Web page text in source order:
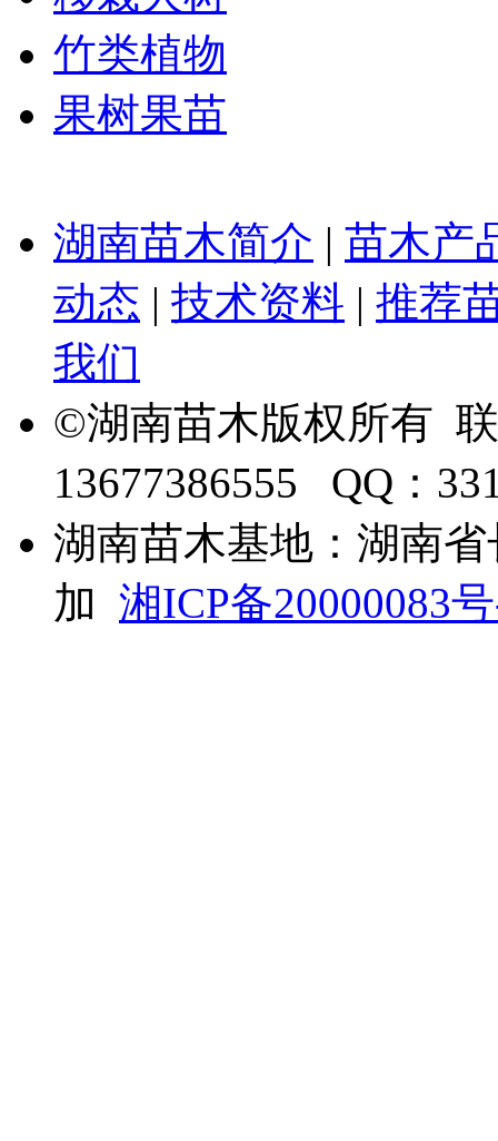
竹类植物
果树果苗
湖南苗木简介 | 苗木产
动态 | 技术资料 | 推荐
我们
©湖南苗木版权所有
13677386555 QQ：
湖南苗木基地：湖南
加 湘ICP备20000083